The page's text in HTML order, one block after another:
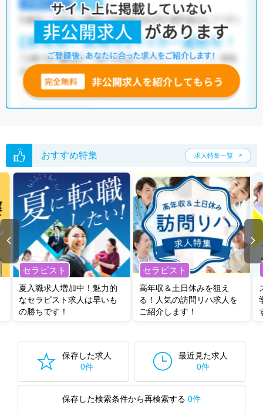
おすすめ特集 求人特集一覧
セラピスト
夏入職求人増加中！魅力的
なセラピスト求人は早いも
の勝ちです！
セラピスト
高年収＆土日休みを狙え
る！人気の訪問リハ求人を
ご紹介します！
保存した求人
0件
最近見た求人
0件
保存した検索条件から再検索する 0件